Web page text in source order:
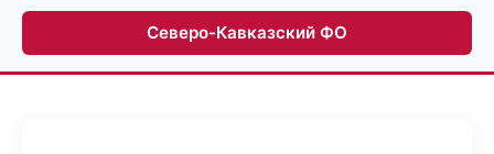
Северо-Кавказский ФО